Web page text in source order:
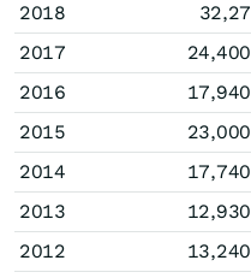
2018
32,27
2017
24,400
2016
17,940
2015
23,000
2014
17,740
2013
12,930
2012
13,240